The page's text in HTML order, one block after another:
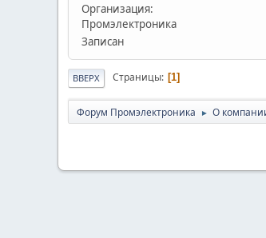
Организация:
Промэлектроника
Записан
ВВЕРХ Страницы 1
Форум Промэлектроника ► О